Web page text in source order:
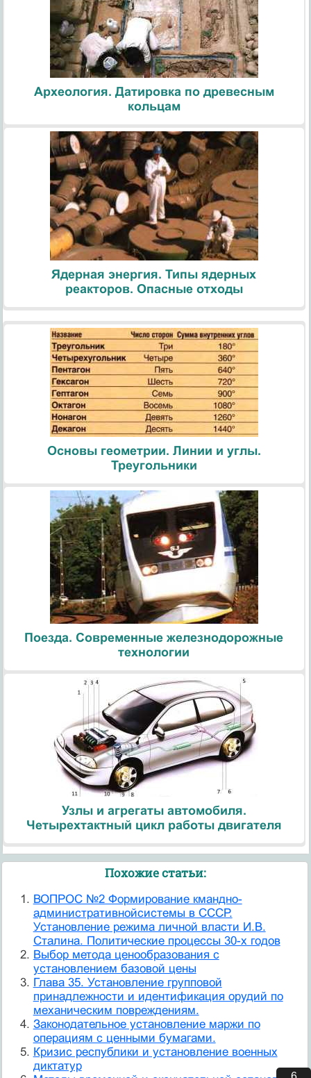
Археология. Датировка по древесным
кольцам
Ядерная энергия. Типы ядерных
реакторов. Опасные отходы
Основы геометрии. Линии и углы.
Треугольники
Поезда. Современные железнодорожные
технологии
Узлы и агрегаты автомобиля.
Четырехтактный цикл работы двигателя
Похожие статьи:
ВОПРОС №2 Формирование кмандно-
административнойсистемы в СССР.
Установление режима личной власти И.В.
Сталина. Политические процессы 30-х годов
Выбор метода ценообразования с
установлением базовой цены
Глава 35. Установление групповой
принадлежности и идентификация орудий по
механическим повреждениям.
Законодательное установление маржи по
операциям с ценными бумагами.
Кризис республики и установление военных
диктатур